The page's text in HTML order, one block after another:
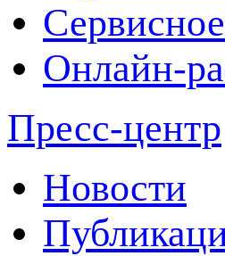
Онлайн-
Пресс-центр
Новости